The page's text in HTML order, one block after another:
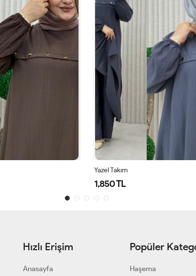
Yazel Takım
1,850 TL
Hızlı Erişim
Anasayfa
Popüler
Haşema